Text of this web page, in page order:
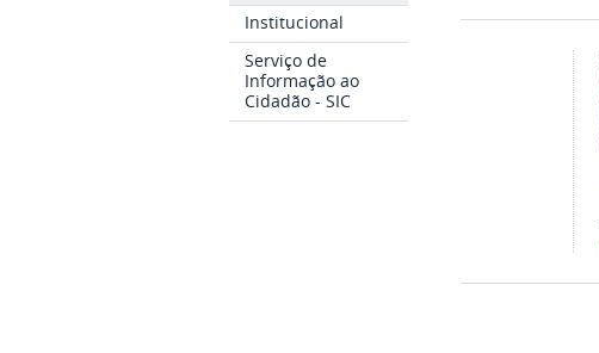
Institucional
Serviço de
Informação ao
Cidadão - SIC